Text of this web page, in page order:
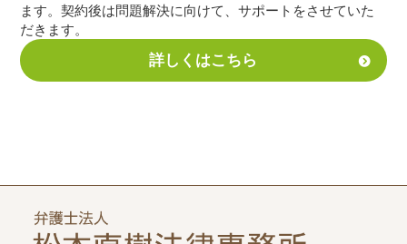
ます。契約後は問題解決に向けて、サポートをさせていた
だきます。
詳しくはこちら